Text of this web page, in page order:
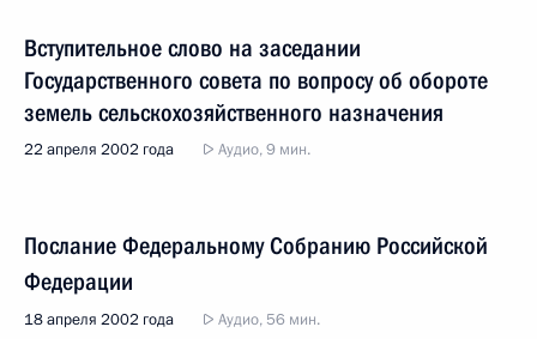
Вступительное слово на заседании
Государственного совета по вопросу об обороте
земель сельскохозяйственного назначения
22 апреля 2002 года Аудио, 9 мин.
Послание Федеральному Собранию Российской
Федерации
18 апреля 2002 года Аудио, 56 мин.